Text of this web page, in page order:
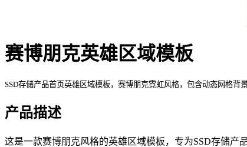
赛博朋克英雄区域模板
SSD存储产品首页英雄区域模板，赛博朋克霓虹风格，包含动态网格
产品描述
这是一款赛博朋克风格的英雄区域模板，专为SSD存储